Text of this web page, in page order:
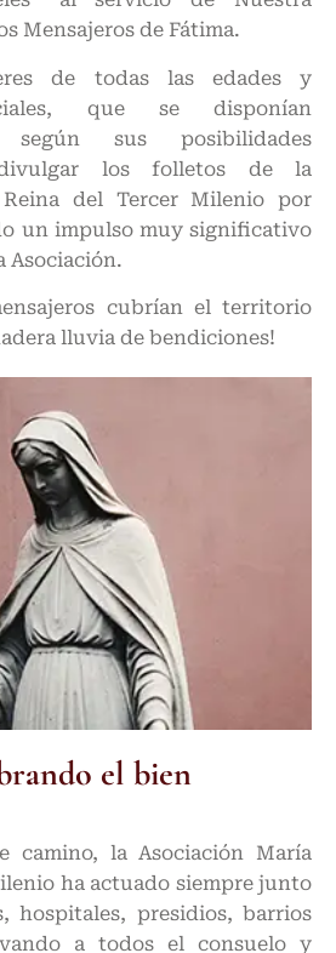
Mensajeros de Fátima.
de todas las edades y
que se disponían
según sus posibilidades
los folletos de la
del Tercer Milenio por
un impulso muy significativo
Asociación.
cubrían el territorio
lluvia de bendiciones!
el bien
camino, la Asociación María
ha actuado siempre junto
hospitales, presidios, barrios
a todos el consuelo y